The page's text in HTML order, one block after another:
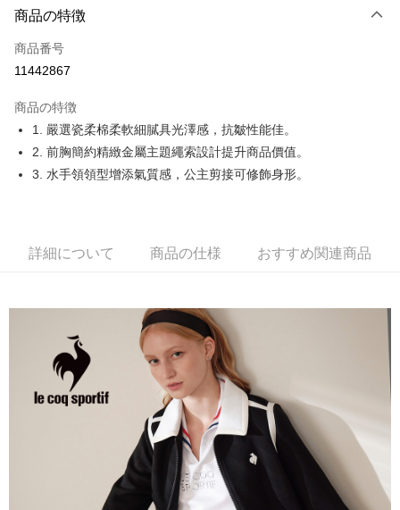
LINE Pay
Apple Pay
Easy Wallet
OP Pay Later
説明
的に OP Pay Later の取引プロセスに移行し、携帯番号を確認後、分割払
4. 注文成立後30分以内に確認取引を行わない場合や審査が通過しない場
合、注文は自動的にキャンセルされます。「転専審査」に未通過の状況が
発生した場合は、システムの評価基準に達していないことを意味し、評価
内容についての説明はいたしかねます。
1. 分割払いの金額は電信請求書に統合されず、「OP Pay Later」は毎月の
締め日後に支払いリマインダーのSMSを送信します。
2. SMSのリンクを通じて請求書を開いた後、「コンビニバーコード／台湾
大直営店舗／銀行振込／街口支払い／iPASS MONEY」などのチャネルで
支払いを選択できます。
一、 AFTEE代金後払いについて
1.お支払い方法でAFTEE代金後払いを選択すると、携帯電話認証ウィンド
3.注文するときのお支払いは不要です。商品はご指定の住所に配送されま
4.ご注文が完了すると、携帯に支払い通知のSMSが届きます。アプリ会員
の場合は、AFTEE アプリプッシュ通知が届きます。
5.商品受け取り時のお支払いは不要です。商品を確かめてから、SMSまた
はアプリの通知に従って、4大コンビニ、またはATM/オンラインバンキン
グでお支払いください。
代金納付期限は最短で 14 日以内ですので、ご注意ください。AFTEE アプ
リをダウンロードして AFTEE 会員になるとお支払い期限を最長 45 日以内
お支払期限は、ショップが請求した期日と、AFTEEで延長できる日数をも
ATM払い
送料無料
付款後全家取貨
付款後萊爾富取貨
商品の特徴
商品番号
11442867
商品の特徴
1. 嚴選瓷柔棉柔軟細膩具光澤感，抗皺性能佳。
2. 前胸簡約精緻金屬主題繩索設計提升商品價值。
3. 水手領領型增添氣質感，公主剪接可修飾身形。
詳細について 商品の仕様 おすすめ関連商品